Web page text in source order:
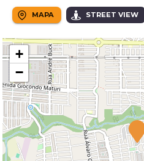
MAPA STREET VIEW
+
−